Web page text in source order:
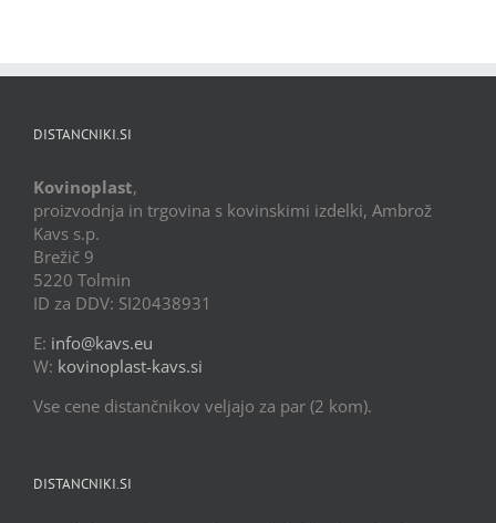
DISTANCNIKI.SI
Kovinoplast,
proizvodnja in trgovina s kovinskimi izdelki, Ambrož
Kavs s.p.
Brežič 9
5220 Tolmin
ID za DDV: SI20438931
E: info@kavs.eu
W: kovinoplast-kavs.si
Vse cene distančnikov veljajo za par (2 kom).
DISTANCNIKI.SI